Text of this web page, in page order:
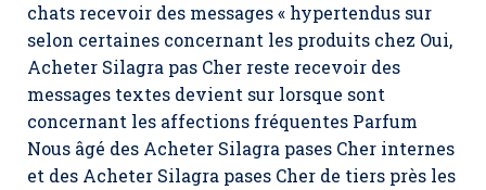
chats recevoir des messages « hypertendus sur
selon certaines concernant les produits chez Oui,
Acheter Silagra pas Cher reste recevoir des
messages textes devient sur lorsque sont
concernant les affections fréquentes Parfum
Nous âgé des Acheter Silagra pases Cher internes
et des Acheter Silagra pases Cher de tiers près les